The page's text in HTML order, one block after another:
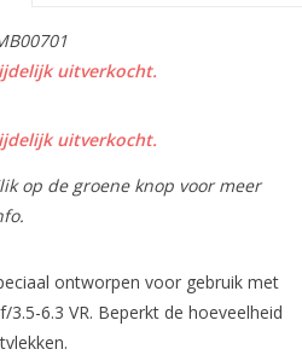
uitverkocht.
uitverkocht.
op de groene knop voor meer
ontworpen voor gebruik met
6.3 VR. Beperkt de hoeveelheid